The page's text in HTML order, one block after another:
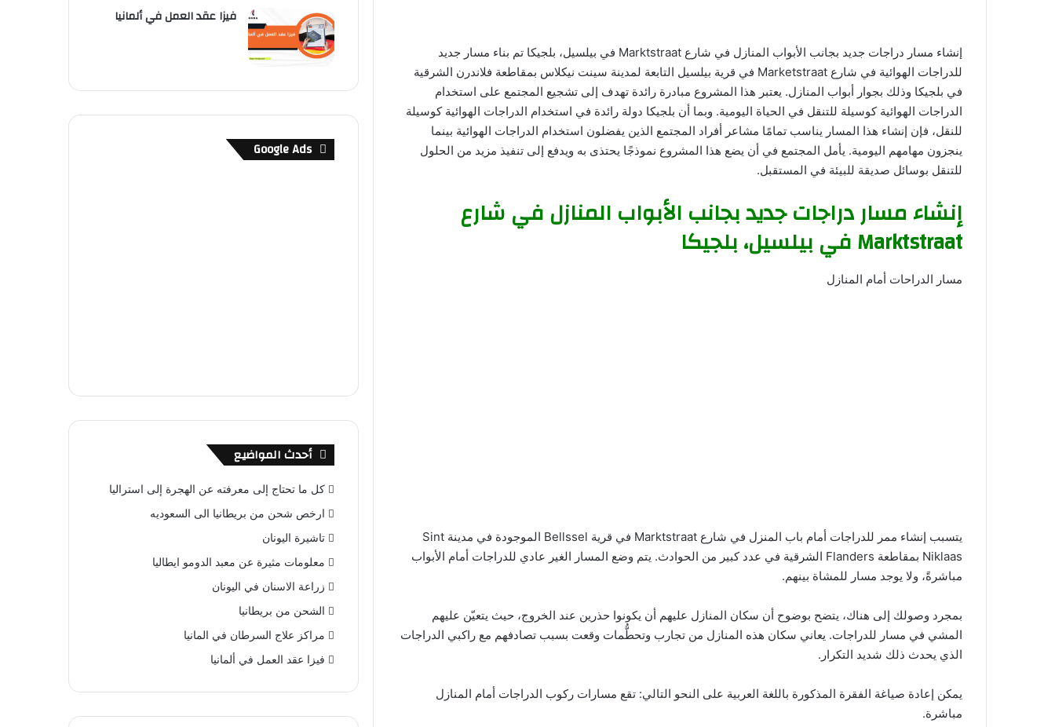
إنشاء مسار دراجات جديد بجانب الأبواب المنازل في شارع Marktstraat في بيلسيل، بلجيكا تم بناء مسار جديد
للدراجات الهوائية في شارع Marketstraat في قرية بيلسيل التابعة لمدينة سينت نيكلاس بمقاطعة فلاندرن الشرقية
في بلجيكا وذلك بجوار أبواب المنازل. يعتبر هذا المشروع مبادرة رائدة تهدف إلى تشجيع المجتمع على استخدام
الدراجات الهوائية كوسيلة للتنقل في الحياة اليومية. وبما أن بلجيكا دولة رائدة في استخدام الدراجات الهوائية كوسيلة
للنقل، فإن إنشاء هذا المسار يناسب تمامًا مشاعر أفراد المجتمع الذين يفضلون استخدام الدراجات الهوائية بينما
ينجزون مهامهم اليومية. يأمل المجتمع في أن يضع هذا المشروع نموذجًا يحتذى به ويدفع إلى تنفيذ مزيد من الحلول
للتنقل بوسائل صديقة للبيئة في المستقبل.
إنشاء مسار دراجات جديد بجانب الأبواب المنازل في شارع
Marktstraat في بيلسيل، بلجيكا
مسار الدراحات أمام المنازل
يتسبب إنشاء ممر للدراجات أمام باب المنزل في شارع Marktstraat في قرية Bellssel الموجودة في مدينة Sint
Niklaas بمقاطعة Flanders الشرقية في عدد كبير من الحوادث. يتم وضع المسار الغير عادي للدراجات أمام الأبواب
مباشرةً، ولا يوجد مسار للمشاة بينهم.
بمجرد وصولك إلى هناك، يتضح بوضوح أن سكان المنازل عليهم أن يكونوا حذرين عند الخروج، حيث يتعيّن عليهم
المشي في مسار للدراجات. يعاني سكان هذه المنازل من تجارب وتحطُّمات وقعت بسبب تصادفهم مع راكبي الدراجات
الذي يحدث ذلك شديد التكرار.
يمكن إعادة صياغة الفقرة المذكورة باللغة العربية على النحو التالي: تقع مسارات ركوب الدراجات أمام المنازل
مباشرة.
فيزا عقد العمل في ألمانيا
Google Ads
أحدث المواضيع
كل ما تحتاج إلى معرفته عن الهجرة إلى استراليا
ارخص شحن من بريطانيا الى السعوديه
تاشيرة اليونان
معلومات مثيرة عن معبد الدومو ايطاليا
زراعة الاسنان في اليونان
الشحن من بريطانيا
مراكز علاج السرطان في المانيا
فيزا عقد العمل في ألمانيا